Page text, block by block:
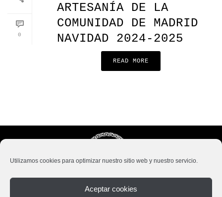
Utilizamos cookies para optimizar nuestro sitio web y nuestro servicio.
Aceptar cookies
0
ARTESANÍA DE LA
COMUNIDAD DE MADRID
NAVIDAD 2024-2025
READ MORE